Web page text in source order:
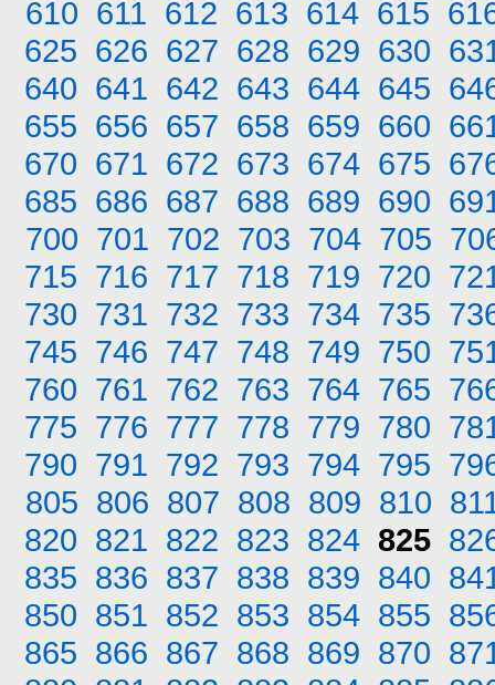
610 611 612 613 614 615
625 626 627 628 629 630
640 641 642 643 644 645
655 656 657 658 659 660
670 671 672 673 674 675
685 686 687 688 689 690
700 701 702 703 704 705
715 716 717 718 719 720
730 731 732 733 734 735
745 746 747 748 749 750
760 761 762 763 764 765
775 776 777 778 779 780
790 791 792 793 794 795
805 806 807 808 809 810
820 821 822 823 824 825
835 836 837 838 839 840
850 851 852 853 854 855
865 866 867 868 869 870